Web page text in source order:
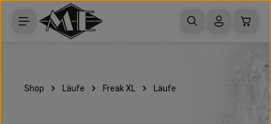
Zum Hauptinhalt springen
Shop Läufe Freak XL Läufe